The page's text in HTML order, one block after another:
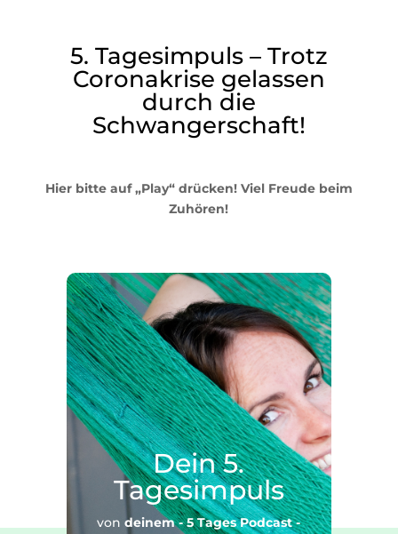
5. Tagesimpuls – Trotz
Coronakrise gelassen
durch die
Schwangerschaft!
Hier bitte auf „Play“ drücken! Viel Freude beim
Zuhören!
Dein 5.
Tagesimpuls
vondeinem - 5 Tages Podcast -